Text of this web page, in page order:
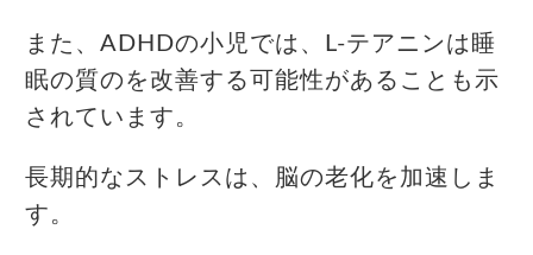
また、ADHDの小児では、L-テアニンは睡
眠の質のを改善する可能性があることも示
されています。
長期的なストレスは、脳の老化を加速しま
す。